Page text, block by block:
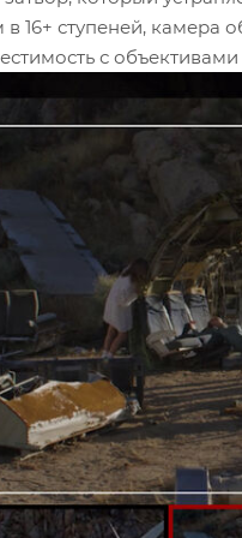
и EF делают камеру гибкой и удобной для различных